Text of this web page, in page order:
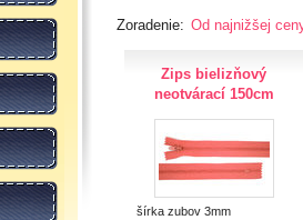
Zoradenie: Od najnižšej
Zips bielizňový
neotvárací 150cm
šírka zubov 3mm